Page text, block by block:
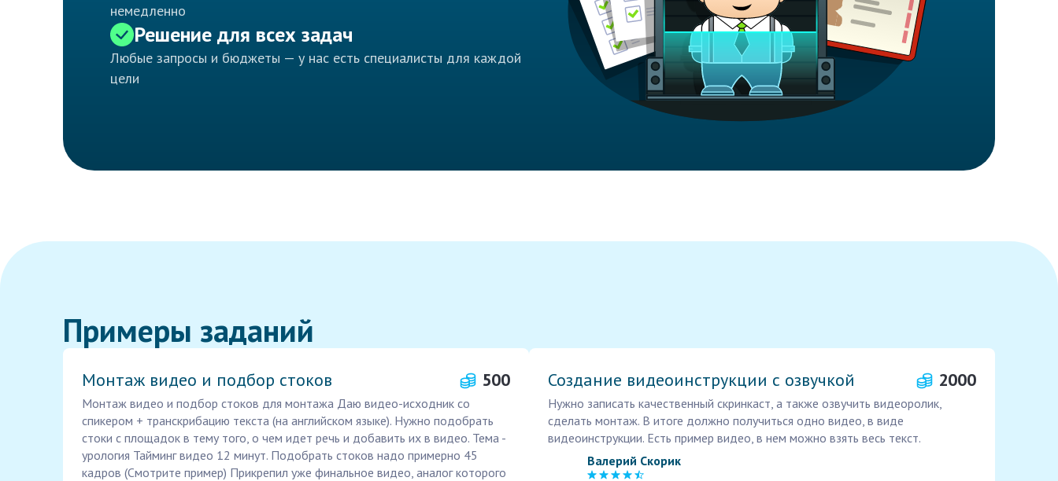
немедленно
Решение для всех задач
Любые запросы и бюджеты — у нас есть специалисты для каждой
цели
Примеры заданий
Монтаж видео и подбор стоков 500
Монтаж видео и подбор стоков для монтажа Даю видео-исходник со
спикером + транскрибацию текста (на английском языке). Нужно подобрать
стоки с площадок в тему того, о чем идет речь и добавить их в видео. Тема -
урология Тайминг видео 12 минут. Подобрать стоков надо примерно 45
кадров (Смотрите пример) Прикрепил уже финальное видео, аналог которого
Создание видеоинструкции с озвучкой 2000
Нужно записать качественный скринкаст, а также озвучить видеоролик,
сделать монтаж. В итоге должно получиться одно видео, в виде
видеоинструкции. Есть пример видео, в нем можно взять весь текст.
Валерий Скорик